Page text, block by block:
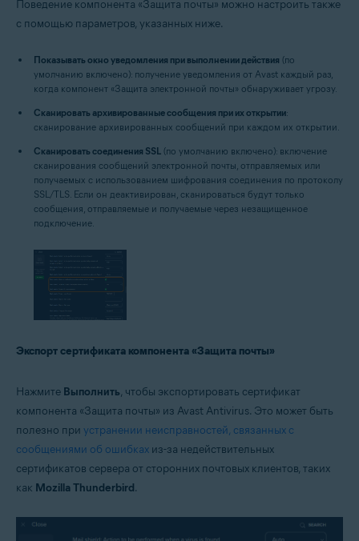
Поведение компонента «Защита почты» можно настроить также
с помощью параметров, указанных ниже.
Показывать окно уведомления при выполнении действия (по
умолчанию включено): получение уведомления от Avast каждый раз,
когда компонент «Защита электронной почты» обнаруживает угрозу.
Сканировать архивированные сообщения при их открытии:
сканирование архивированных сообщений при каждом их открытии.
Сканировать соединения SSL (по умолчанию включено): включение
сканирования сообщений электронной почты, отправляемых или
получаемых с использованием шифрования соединения по протоколу
SSL/TLS. Если он деактивирован, сканироваться будут только
сообщения, отправляемые и получаемые через незащищенное
подключение.
Экспорт сертификата компонента «Защита почты»
Нажмите Выполнить, чтобы экспортировать сертификат
компонента «Защита почты» из Avast Antivirus. Это может быть
полезно при устранении неисправностей, связанных с
сообщениями об ошибках из-за недействительных
сертификатов сервера от сторонних почтовых клиентов, таких
как Mozilla Thunderbird.